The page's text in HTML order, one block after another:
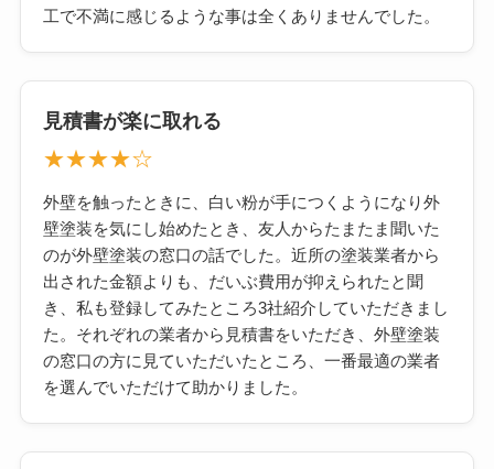
工で不満に感じるような事は全くありませんでした。
見積書が楽に取れる
★★★★☆
外壁を触ったときに、白い粉が手につくようになり外
壁塗装を気にし始めたとき、友人からたまたま聞いた
のが外壁塗装の窓口の話でした。近所の塗装業者から
出された金額よりも、だいぶ費用が抑えられたと聞
き、私も登録してみたところ3社紹介していただきまし
た。それぞれの業者から見積書をいただき、外壁塗装
の窓口の方に見ていただいたところ、一番最適の業者
を選んでいただけて助かりました。